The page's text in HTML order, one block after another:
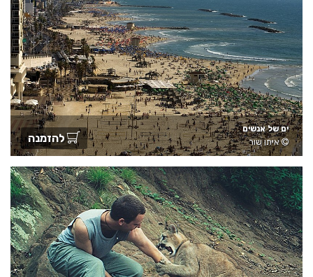
ים של אנשים
איתן שור
להזמנה